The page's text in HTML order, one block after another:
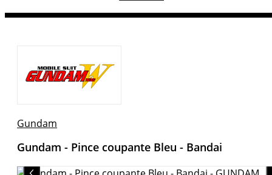
Gundam
Gundam - Pince coupante Bleu - Bandai